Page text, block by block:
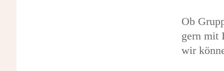
Ob
gern mit
wir